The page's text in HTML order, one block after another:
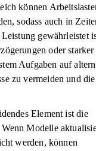
können
sodass auch in
gewährleistet
oder
Aufgaben auf
zu vermeiden und
Element ist die
Modelle
werden, können